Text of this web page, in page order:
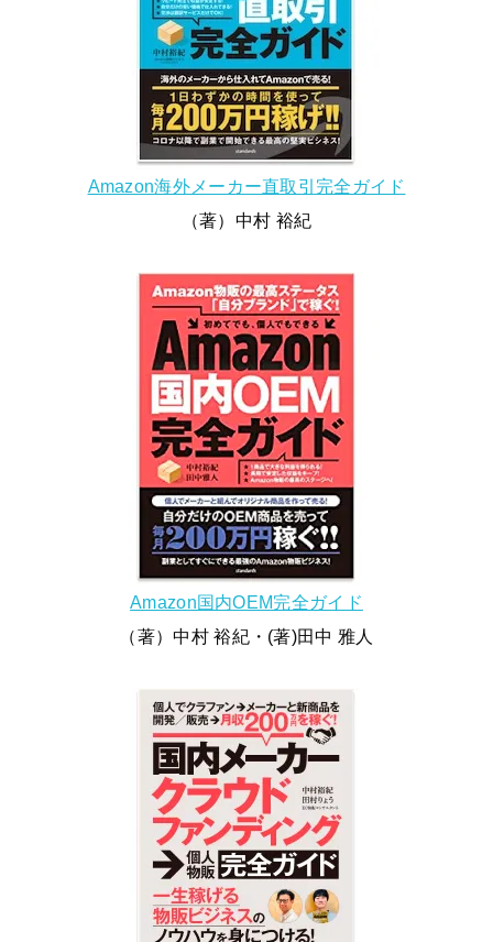
Amazon海外メーカー直取引完全ガイド
（著）中村 裕紀
Amazon国内OEM完全ガイド
（著）中村 裕紀・(著)田中 雅人